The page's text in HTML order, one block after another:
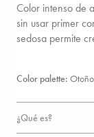
Color intenso de
sin usar primer
sedosa permite
Color palette:
¿Qué es?